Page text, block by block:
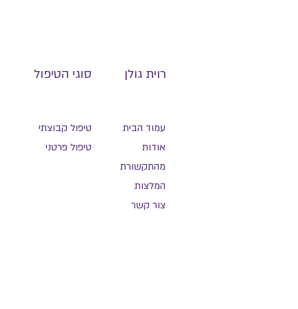
סוגי הטיפול ‏‏‏רוית גולן
טיפול קבוצתי
טיפול פרטני
עמוד הבית
אודות
מהתקשורת
המלצות
צור קשר